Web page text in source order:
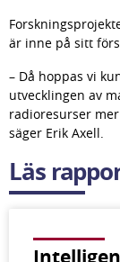
är inne på sitt
– Då hoppas vi
utvecklingen av
radioresurser
säger Erik Axell.
Läs